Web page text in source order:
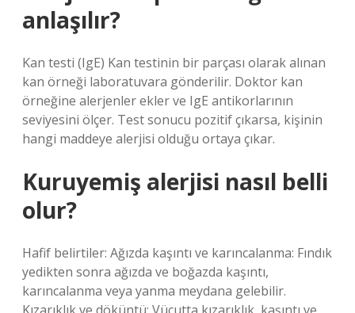
anlaşılır?
Kan testi (IgE) Kan testinin bir parçası olarak alınan
kan örneği laboratuvara gönderilir. Doktor kan
örneğine alerjenler ekler ve IgE antikorlarının
seviyesini ölçer. Test sonucu pozitif çıkarsa, kişinin
hangi maddeye alerjisi olduğu ortaya çıkar.
Kuruyemiş alerjisi nasıl belli
olur?
Hafif belirtiler: Ağızda kaşıntı ve karıncalanma: Fındık
yedikten sonra ağızda ve boğazda kaşıntı,
karıncalanma veya yanma meydana gelebilir.